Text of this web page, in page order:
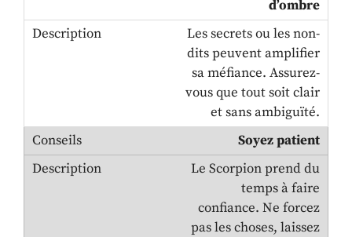
d’ombre
Les secrets ou les non-
dits peuvent amplifier
sa méfiance. Assurez-
vous que tout soit clair
et sans ambiguïté.
Soyez patient
Le Scorpion prend du
temps à faire
confiance. Ne forcez
pas les choses, laissez